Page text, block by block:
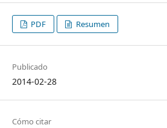
PDF Resumen
Publicado
2014-02-28
Cómo citar